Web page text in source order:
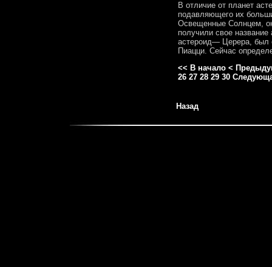
В отличие от планет
подавляющего их
Освещенные Солнцем,
получили свое
астероид— Церера, был
Пиацци. Сейчас
<< В начало <
26 27 28 29 30
Назад